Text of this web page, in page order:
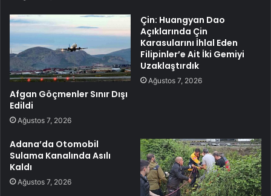
Afgan Göçmenler Sınır Dışı
Edildi
Ağustos 7, 2026
Çin: Huangyan Dao
Açıklarında Çin
Karasularını İhlal Eden
Filipinler’e Ait İki Gemiyi
Uzaklaştırdık
Ağustos 7, 2026
Adana’da Otomobil
Sulama Kanalında Asılı
Kaldı
Ağustos 7, 2026